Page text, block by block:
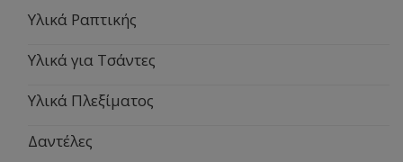
Υλικά Ραπτικής
Υλικά για Τσάντες
Υλικά Πλεξίματος
Δαντέλες